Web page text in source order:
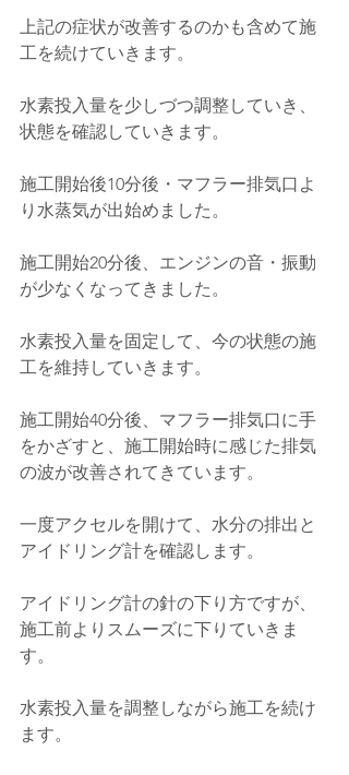
上記の症状が改善するのかも含めて施
工を続けていきます。
水素投入量を少しづつ調整していき、
状態を確認していきます。
施工開始後10分後・マフラー排気口よ
り水蒸気が出始めました。
施工開始20分後、エンジンの音・振動
が少なくなってきました。
水素投入量を固定して、今の状態の施
工を維持していきます。
施工開始40分後、マフラー排気口に手
をかざすと、施工開始時に感じた排気
の波が改善されてきています。
一度アクセルを開けて、水分の排出と
アイドリング計を確認します。
アイドリング計の針の下り方ですが、
施工前よりスムーズに下りていきま
す。
水素投入量を調整しながら施工を続け
ます。